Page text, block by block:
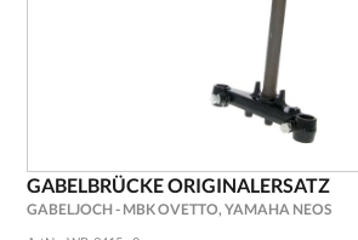
GABELBRÜCKE ORIGINALERSATZ
GABELJOCH - MBK OVETTO, YAMAHA NEOS